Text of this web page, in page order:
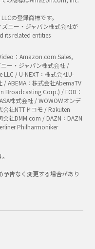
の登録商標です。
ズニー・ジャパン株式会社が
its related entities
：Amazon.com Sales,
ー・ジャパン株式会社 /
/ U-NEXT：株式会社U-
/ ABEMA：株式会社AbemaTV
Broadcasting Corp.) / FOD：
株式会社 / WOWOWオンデ
社NTTドコモ / Rakuten
社DMM.com / DAZN：DAZN
Philharmoniker
予告なく変更する場合があり